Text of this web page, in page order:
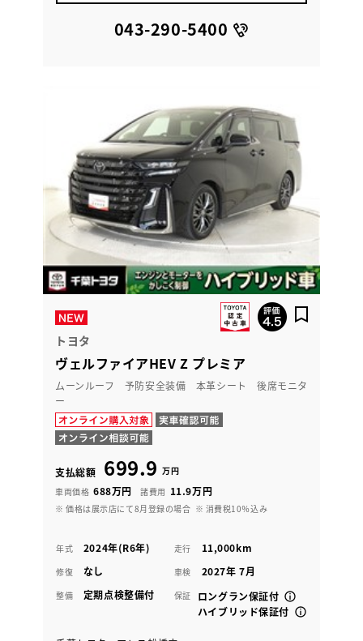
043-290-5400
トヨタ
ヴェルファイアHEV Z プレミア
ムーンルーフ 予防安全装備 本革シート 後席モニタ
ー
支払総額 699.9 万円
車両価格 688万円 諸費用 11.9万円
※ 価格は展示店にて8月登録の場合 ※ 消費税10％込み
年式 2024年(R6年) 走行 11,000km
修復 なし 車検 2027年 7月
整備 定期点検整備付 保証
ロングラン保証付
ハイブリッド保証付